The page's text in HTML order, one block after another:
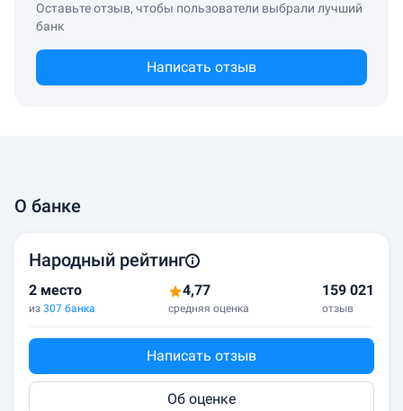
Оставьте отзыв, чтобы пользователи выбрали лучший
банк
Написать отзыв
О банке
Народный рейтинг
2 место
из 307 банка
4,77
средняя оценка
159 021
отзыв
Написать отзыв
Об оценке